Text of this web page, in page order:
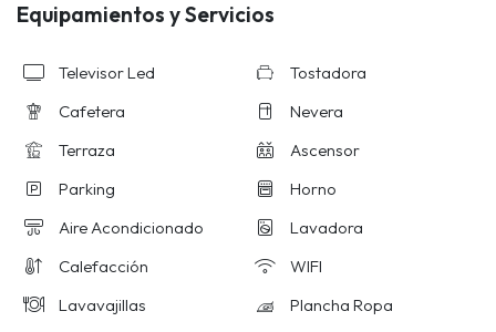
Equipamientos y Servicios
Televisor Led
Tostadora
Cafetera
Nevera
Terraza
Ascensor
Parking
Horno
Aire Acondicionado
Lavadora
Calefacción
WIFI
Lavavajillas
Plancha Ropa